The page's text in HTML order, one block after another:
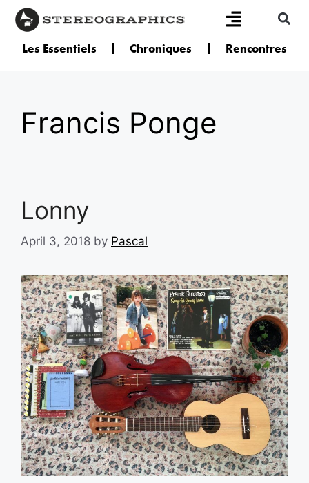
Les Essentiels Chroniques Rencontres
Francis Ponge
Lonny
April 3, 2018 by Pascal